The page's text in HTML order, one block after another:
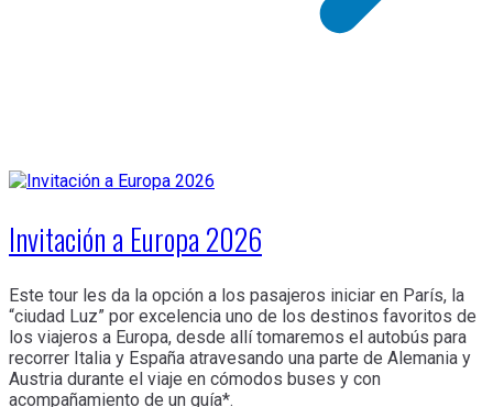
Invitación a Europa 2026
Este tour les da la opción a los pasajeros iniciar en París, la
“ciudad Luz” por excelencia uno de los destinos favoritos de
los viajeros a Europa, desde allí tomaremos el autobús para
recorrer Italia y España atravesando una parte de Alemania y
Austria durante el viaje en cómodos buses y con
acompañamiento de un guía*.